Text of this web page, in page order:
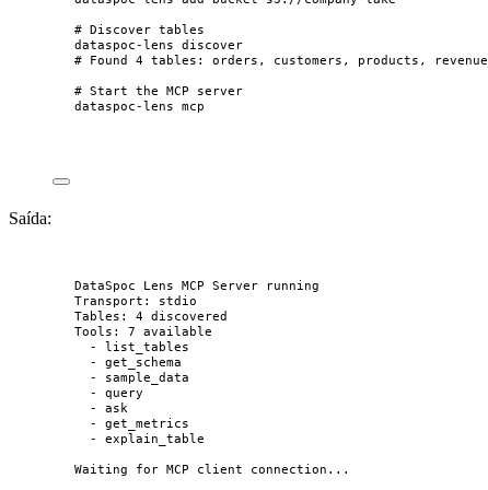
# Discover tables
dataspoc-lens discover
# Found 4 tables: orders, customers, products, revenue
# Start the MCP server
dataspoc-lens mcp
Saída:
DataSpoc Lens MCP Server running
Transport: stdio
Tables: 4 discovered
Tools: 7 available
- list_tables
- get_schema
- sample_data
- query
- ask
- get_metrics
- explain_table
Waiting for MCP client connection...